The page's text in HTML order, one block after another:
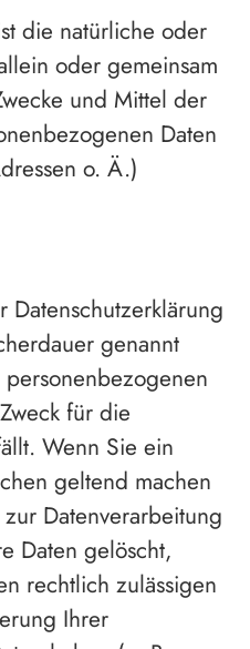
die natürliche oder
oder gemeinsam
und Mittel der
Daten
o. Ä.)
Datenschutzerklärung
genannt
für die
Wenn Sie ein
geltend machen
Datenverarbeitung
Daten gelöscht,
rechtlich zulässigen
Ihrer